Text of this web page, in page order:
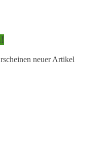
neuer Artikel